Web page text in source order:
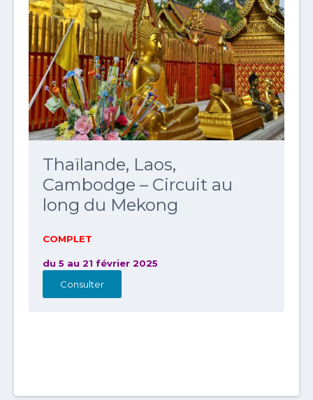
Thaïlande, Laos,
Cambodge – Circuit au
long du Mekong
COMPLET
du 5 au 21 février 2025
Consulter